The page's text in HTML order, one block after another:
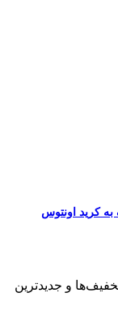
و جدیدترین